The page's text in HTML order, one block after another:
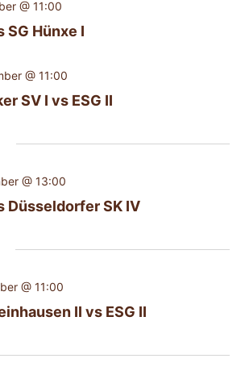
SG Hünxe I
@ 11:00
SV I vs ESG II
@ 11:00
Düsseldorfer SK IV
@ 13:00
II vs ESG II
@ 11:00